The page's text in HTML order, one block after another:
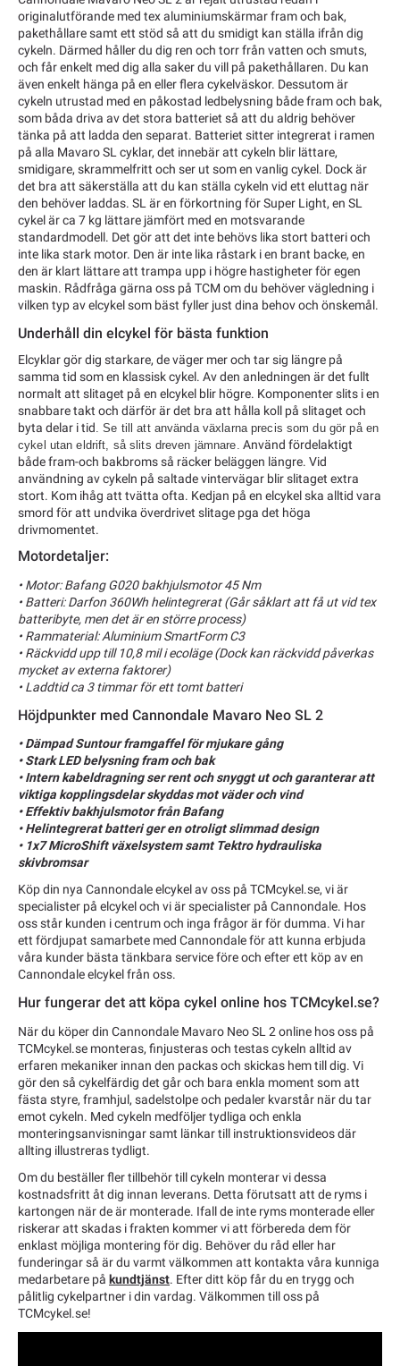
originalutförande med tex aluminiumskärmar fram och bak,
pakethållare samt ett stöd så att du smidigt kan ställa ifrån dig
cykeln. Därmed håller du dig ren och torr från vatten och smuts,
och får enkelt med dig alla saker du vill på pakethållaren. Du kan
även enkelt hänga på en eller flera cykelväskor. Dessutom är
cykeln utrustad med en påkostad ledbelysning både fram och bak,
som båda driva av det stora batteriet så att du aldrig behöver
tänka på att ladda den separat. Batteriet sitter integrerat i ramen
på alla Mavaro SL cyklar, det innebär att cykeln blir lättare,
smidigare, skrammelfritt och ser ut som en vanlig cykel. Dock är
det bra att säkerställa att du kan ställa cykeln vid ett eluttag när
den behöver laddas. SL är en förkortning för Super Light, en SL
cykel är ca 7 kg lättare jämfört med en motsvarande
standardmodell. Det gör att det inte behövs lika stort batteri och
inte lika stark motor. Den är inte lika råstark i en brant backe, en
den är klart lättare att trampa upp i högre hastigheter för egen
maskin. Rådfråga gärna oss på TCM om du behöver vägledning i
vilken typ av elcykel som bäst fyller just dina behov och önskemål.
Underhåll din elcykel för bästa funktion
Elcyklar gör dig starkare, de väger mer och tar sig längre på
samma tid som en klassisk cykel. Av den anledningen är det fullt
normalt att slitaget på en elcykel blir högre. Komponenter slits i en
snabbare takt och därför är det bra att hålla koll på slitaget och
byta delar i tid. Se till att använda växlarna precis som du gör på en
cykel utan eldrift, så slits dreven jämnare. Använd fördelaktigt
både fram-och bakbroms så räcker beläggen längre. Vid
användning av cykeln på saltade vintervägar blir slitaget extra
stort. Kom ihåg att tvätta ofta. Kedjan på en elcykel ska alltid vara
smord för att undvika överdrivet slitage pga det höga
drivmomentet.
Motordetaljer:
• Motor: Bafang G020 bakhjulsmotor 45 Nm
• Batteri: Darfon 360Wh helintegrerat (Går såklart att få ut vid tex
batteribyte, men det är en större process)
• Rammaterial: Aluminium SmartForm C3
• Räckvidd upp till 10,8 mil i ecoläge (Dock kan räckvidd påverkas
mycket av externa faktorer)
• Laddtid ca 3 timmar för ett tomt batteri
Höjdpunkter med Cannondale Mavaro Neo SL 2
• Dämpad Suntour framgaffel för mjukare gång
• Stark LED belysning fram och bak
• Intern kabeldragning ser rent och snyggt ut och garanterar att
viktiga kopplingsdelar skyddas mot väder och vind
• Effektiv bakhjulsmotor från Bafang
• Helintegrerat batteri ger en otroligt slimmad design
• 1x7 MicroShift växelsystem samt Tektro hydrauliska
skivbromsar
Köp din nya Cannondale elcykel av oss på TCMcykel.se, vi är
specialister på elcykel och vi är specialister på Cannondale. Hos
oss står kunden i centrum och inga frågor är för dumma. Vi har
ett fördjupat samarbete med Cannondale för att kunna erbjuda
våra kunder bästa tänkbara service före och efter ett köp av en
Cannondale elcykel från oss.
Hur fungerar det att köpa cykel online hos TCMcykel.se?
När du köper din Cannondale Mavaro Neo SL 2 online hos oss på
TCMcykel.se monteras, finjusteras och testas cykeln alltid av
erfaren mekaniker innan den packas och skickas hem till dig. Vi
gör den så cykelfärdig det går och bara enkla moment som att
fästa styre, framhjul, sadelstolpe och pedaler kvarstår när du tar
emot cykeln. Med cykeln medföljer tydliga och enkla
monteringsanvisningar samt länkar till instruktionsvideos där
allting illustreras tydligt.
Om du beställer fler tillbehör till cykeln monterar vi dessa
kostnadsfritt åt dig innan leverans. Detta förutsatt att de ryms i
kartongen när de är monterade. Ifall de inte ryms monterade eller
riskerar att skadas i frakten kommer vi att förbereda dem för
enklast möjliga montering för dig. Behöver du råd eller har
funderingar så är du varmt välkommen att kontakta våra kunniga
medarbetare på kundtjänst. Efter ditt köp får du en trygg och
pålitlig cykelpartner i din vardag. Välkommen till oss på
TCMcykel.se!